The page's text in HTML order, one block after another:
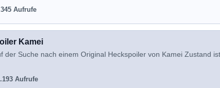
Aufrufe
Kamei
der Suche nach einem Original Heckspoiler von Kamei Zustand
Aufrufe